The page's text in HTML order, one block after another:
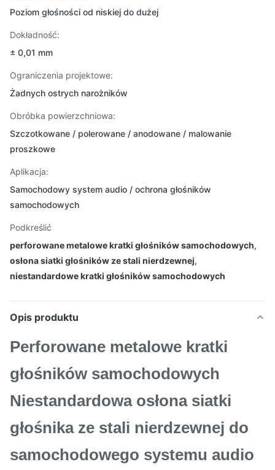
Poziom głośności od niskiej do dużej
Dokładność:
± 0,01 mm
Ograniczenia projektowe:
Żadnych ostrych narożników
Obróbka powierzchniowa:
Szczotkowane / polerowane / anodowane / malowanie
proszkowe
Aplikacja:
Samochodowy system audio / ochrona głośników
samochodowych
Podkreślić
perforowane metalowe kratki głośników samochodowych,
osłona siatki głośników ze stali nierdzewnej,
niestandardowe kratki głośników samochodowych
Opis produktu
Perforowane metalowe kratki
głośników samochodowych
Niestandardowa osłona siatki
głośnika ze stali nierdzewnej do
samochodowego systemu audio